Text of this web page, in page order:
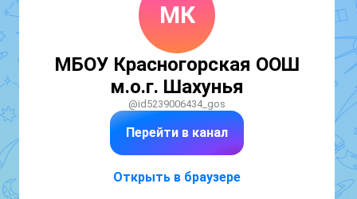
МК
МБОУ Красногорская ООШ
м.о.г. Шахунья
@id5239006434_gos
Перейти в канал
Открыть в браузере